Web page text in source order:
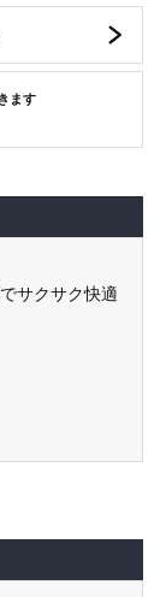
ます
サクサク快適